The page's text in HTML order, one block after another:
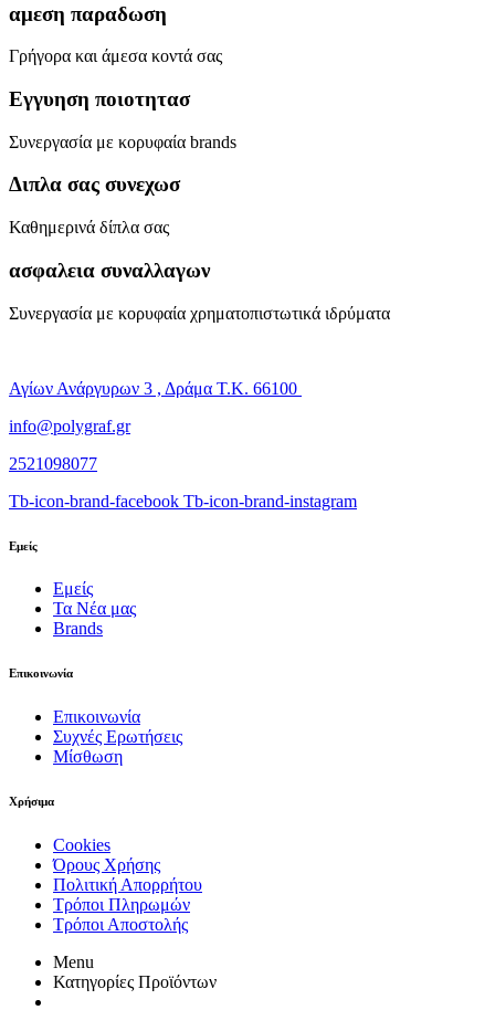
αμεση παραδωση
Γρήγορα και άμεσα κοντά σας
Εγγυηση ποιοτητασ
Συνεργασία με κορυφαία brands
Διπλα σας συνεχωσ
Καθημερινά δίπλα σας
ασφαλεια συναλλαγων
Συνεργασία με κορυφαία χρηματοπιστωτικά ιδρύματα
Αγίων Ανάργυρων 3 , Δράμα Τ.Κ. 66100
info@polygraf.gr
2521098077
Tb-icon-brand-facebook Tb-icon-brand-instagram
Εμείς
Εμείς
Τα Νέα μας
Brands
Επικοινωνία
Επικοινωνία
Συχνές Ερωτήσεις
Μίσθωση
Χρήσιμα
Cookies
Όρους Χρήσης
Πολιτική Απορρήτου
Τρόποι Πληρωμών
Τρόποι Αποστολής
Menu
Κατηγορίες Προϊόντων